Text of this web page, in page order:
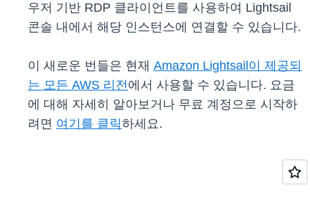
우저 기반 RDP 클라이언트를 사용하여 Lightsail
콘솔 내에서 해당 인스턴스에 연결할 수 있습니다.
이 새로운 번들은 현재 Amazon Lightsail이 제공되
는 모든 AWS 리전에서 사용할 수 있습니다. 요금
에 대해 자세히 알아보거나 무료 계정으로 시작하
려면 여기를 클릭하세요.